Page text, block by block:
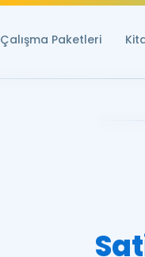
Çalışma Paketleri